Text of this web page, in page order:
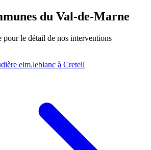
du Val-de-Marne
pour le détail de nos interventions
elm.leblanc à Creteil